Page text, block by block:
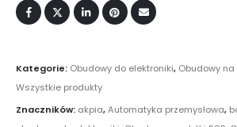
Kategorie: Obudowy do elektroniki, Obudowy na
Wszystkie produkty
Znaczników: akpia,Automatyka przemysłowa,